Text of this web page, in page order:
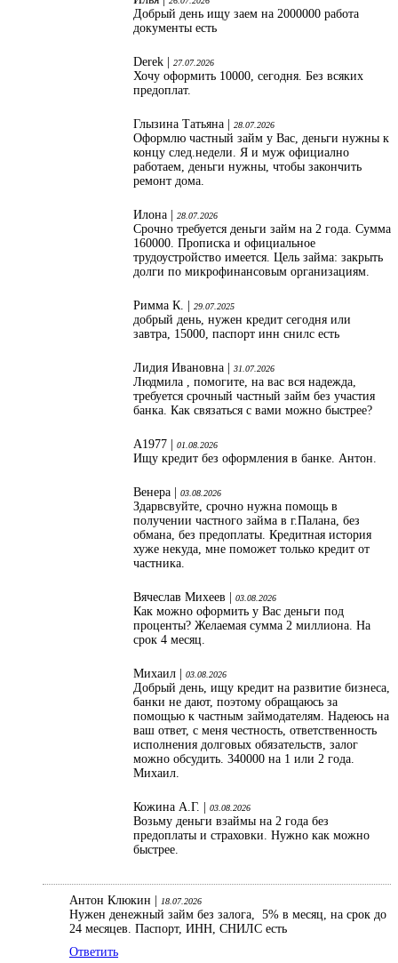
Добрый день ищу заем на 2000000 работа
документы есть
Derek | 27.07.2026
Хочу оформить 10000, сегодня. Без всяких
предоплат.
Глызина Татьяна | 28.07.2026
Оформлю частный займ у Вас, деньги нужны к
концу след.недели. Я и муж официално
работаем, деньги нужны, чтобы закончить
ремонт дома.
Илона | 28.07.2026
Срочно требуется деньги займ на 2 года. Сумма
160000. Прописка и официальное
трудоустройство имеется. Цель займа: закрыть
долги по микрофинансовым организациям.
Римма К. | 29.07.2025
добрый день, нужен кредит сегодня или
завтра, 15000, паспорт инн снилс есть
Лидия Ивановна | 31.07.2026
Людмила , помогите, на вас вся надежда,
требуется срочный частный займ без участия
банка. Как связаться с вами можно быстрее?
А1977 | 01.08.2026
Ищу кредит без оформления в банке. Антон.
Венера | 03.08.2026
Здарвсвуйте, срочно нужна помощь в
получении частного займа в г.Палана, без
обмана, без предоплаты. Кредитная история
хуже некуда, мне поможет только кредит от
частника.
Вячеслав Михеев | 03.08.2026
Как можно оформить у Вас деньги под
проценты? Желаемая сумма 2 миллиона. На
срок 4 месяц.
Михаил | 03.08.2026
Добрый день, ищу кредит на развитие бизнеса,
банки не дают, поэтому обращаюсь за
помощью к частным займодателям. Надеюсь на
ваш ответ, с меня честность, ответственность
исполнения долговых обязательств, залог
можно обсудить. 340000 на 1 или 2 года.
Михаил.
Кожина А.Г. | 03.08.2026
Возьму деньги взаймы на 2 года без
предоплаты и страховки. Нужно как можно
быстрее.
Антон Клюкин | 18.07.2026
Нужен денежный займ без залога, 5% в месяц, на срок до
24 месяцев. Паспорт, ИНН, СНИЛС есть
Ответить